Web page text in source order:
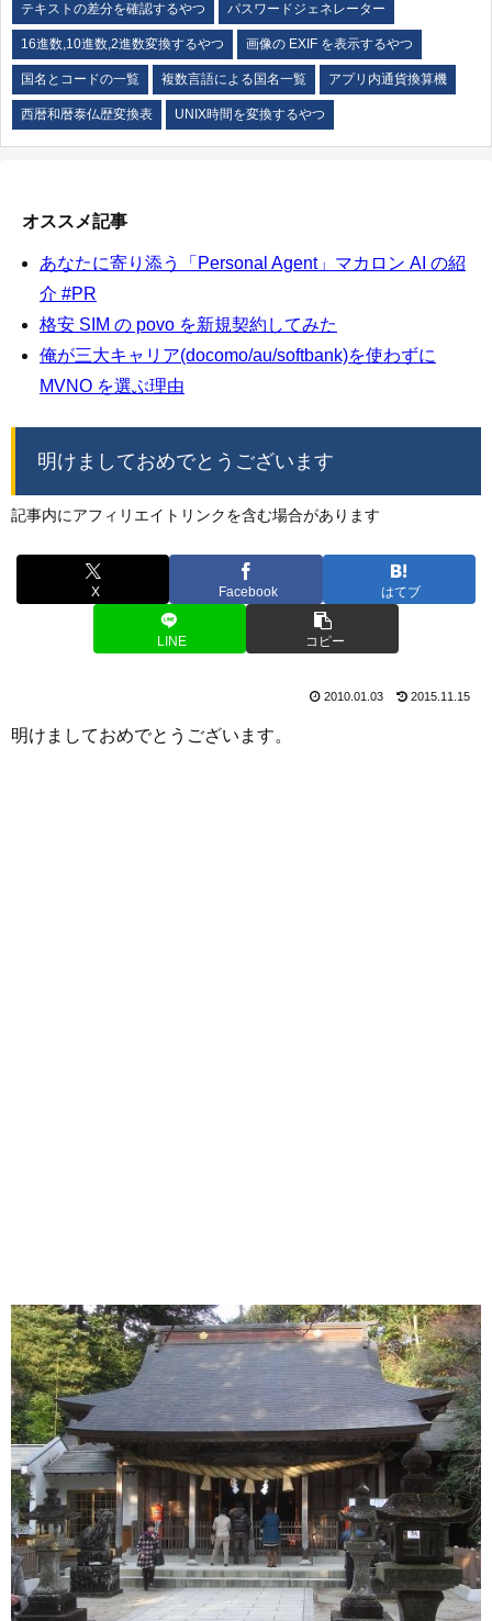
テキストの差分を確認するやつ パスワードジェネレーター
16進数,10進数,2進数変換するやつ 画像の EXIF を表示するやつ
国名とコードの一覧 複数言語による国名一覧 アプリ内通貨換算機
西暦和暦泰仏歴変換表 UNIX時間を変換するやつ
オススメ記事
あなたに寄り添う「Personal Agent」マカロン AI の紹
介 #PR
格安 SIM の povo を新規契約してみた
俺が三大キャリア(docomo/au/softbank)を使わずに
MVNO を選ぶ理由
明けましておめでとうございます
記事内にアフィリエイトリンクを含む場合があります
X Facebook はてブ
LINE コピー
2010.01.03 2015.11.15
明けましておめでとうございます。